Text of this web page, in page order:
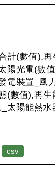
計(數值),
陽光電(數
電裝置_風
(數值),再
太陽能熱
csv